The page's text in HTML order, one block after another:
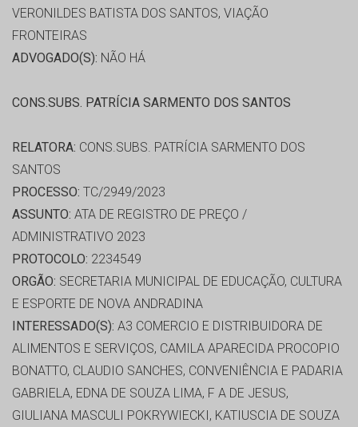
VERONILDES BATISTA DOS SANTOS, VIAÇÃO
FRONTEIRAS
ADVOGADO(S): NÃO HÁ
CONS.SUBS. PATRÍCIA SARMENTO DOS SANTOS
RELATORA: CONS.SUBS. PATRÍCIA SARMENTO DOS
SANTOS
PROCESSO: TC/2949/2023
ASSUNTO: ATA DE REGISTRO DE PREÇO /
ADMINISTRATIVO 2023
PROTOCOLO: 2234549
ORGÃO: SECRETARIA MUNICIPAL DE EDUCAÇÃO, CULTURA
E ESPORTE DE NOVA ANDRADINA
INTERESSADO(S): A3 COMERCIO E DISTRIBUIDORA DE
ALIMENTOS E SERVIÇOS, CAMILA APARECIDA PROCOPIO
BONATTO, CLAUDIO SANCHES, CONVENIÊNCIA E PADARIA
GABRIELA, EDNA DE SOUZA LIMA, F A DE JESUS,
GIULIANA MASCULI POKRYWIECKI, KATIUSCIA DE SOUZA